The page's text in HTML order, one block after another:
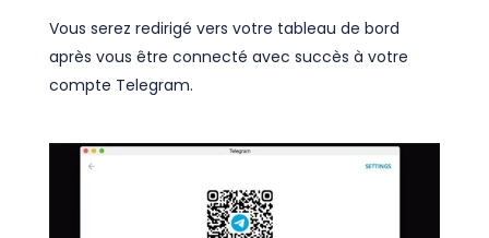
Vous serez redirigé vers votre tableau de bord
après vous être connecté avec succès à votre
compte Telegram.